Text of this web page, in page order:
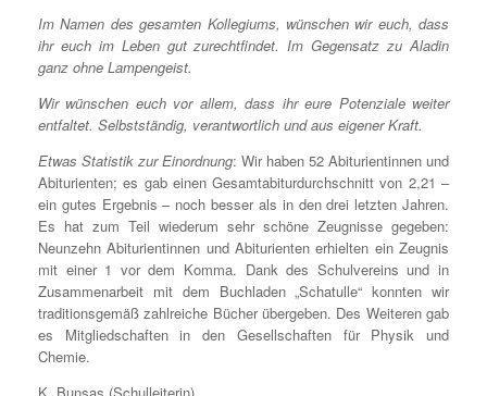
Im Namen des gesamten Kollegiums, wünschen wir euch, dass
ihr euch im Leben gut zurechtfindet. Im Gegensatz zu Aladin
ganz ohne Lampengeist.
Wir wünschen euch vor allem, dass ihr eure Potenziale weiter
entfaltet. Selbstständig, verantwortlich und aus eigener Kraft.
Etwas Statistik zur Einordnung: Wir haben 52 Abiturientinnen und
Abiturienten; es gab einen Gesamtabiturdurchschnitt von 2,21 –
ein gutes Ergebnis – noch besser als in den drei letzten Jahren.
Es hat zum Teil wiederum sehr schöne Zeugnisse gegeben:
Neunzehn Abiturientinnen und Abiturienten erhielten ein Zeugnis
mit einer 1 vor dem Komma. Dank des Schulvereins und in
Zusammenarbeit mit dem Buchladen „Schatulle“ konnten wir
traditionsgemäß zahlreiche Bücher übergeben. Des Weiteren gab
es Mitgliedschaften in den Gesellschaften für Physik und
Chemie.